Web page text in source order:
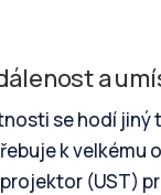
a
se hodí jiný
k velkému
(UST)